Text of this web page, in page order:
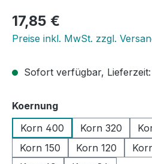
Regulärer Preis:
17,85 €
Preise inkl. MwSt. zzgl.
Sofort verfügbar, Lieferzeit:
Koernungauswählen
Korn 400
Korn 320
Korn 150
Korn 120